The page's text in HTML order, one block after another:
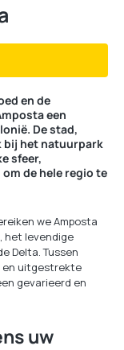
en de
een
De stad,
bij het natuurpark
sfeer,
de hele regio te
we Amposta
het levendige
Delta. Tussen
en uitgestrekte
gevarieerd en
uw